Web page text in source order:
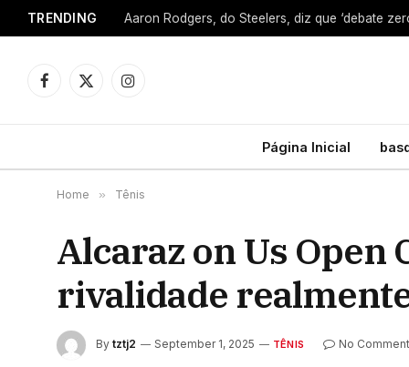
TRENDING
Facebook
X
Instagram
Página Inicial
Home » Tênis
Alcaraz on Us Open
rivalidade
By tztj2 September 1, 2025 TÊNIS No